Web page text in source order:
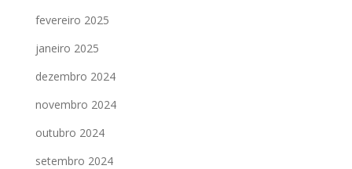
fevereiro 2025
janeiro 2025
dezembro 2024
novembro 2024
outubro 2024
setembro 2024